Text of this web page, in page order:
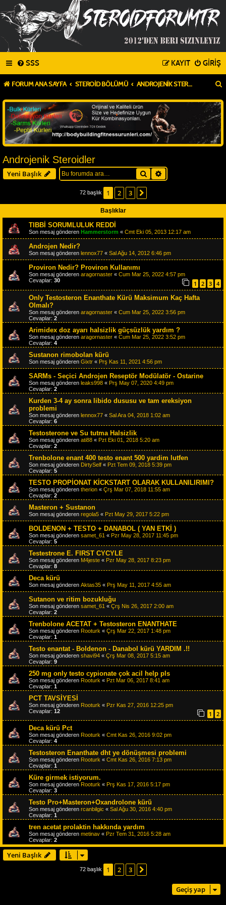
SSS GIRIŞ
KAYIT
FORUM ANA SAYFA STEROID BÖLÜMÜ ANDROJENIK STEROIDLER
Androjenik Steroidler
Yeni Başlık Ara
72 başlık 1 2 3
Başlıklar
TIBBİ SORUMLULUK REDDİ
Son mesaj gönderen Hammerstorm « Cmt Eki 05, 2013 12:17 am
Androjen Nedir?
Son mesaj gönderen lennox77 « Sal Ağu 14, 2012 6:46 pm
Proviron Nedir? Proviron Kullanımı
Son mesaj gönderen aragornaster « Cum Mar 25, 2022 4:57 pm
Cevaplar: 30 1 2 3 4
Only Testosteron Enanthate Kürü Maksimum Kaç Hafta
Olmalı?
Son mesaj gönderen aragornaster « Cum Mar 25, 2022 3:56 pm
Cevaplar: 2
Arimidex doz ayarı halsizlik güçsüzlük yardım ?
Son mesaj gönderen aragornaster « Cum Mar 25, 2022 3:52 pm
Cevaplar: 4
Sustanon rimobolan kürü
Son mesaj gönderen Gixtr « Prş Kas 11, 2021 4:56 pm
SARMs - Seçici Androjen Reseptör Modülatör - Ostarine
Son mesaj gönderen leaks998 « Prş May 07, 2020 4:49 pm
Cevaplar: 2
Kurden 3-4 ay sonra libido dususu ve tam ereksiyon
problemi
Son mesaj gönderen lennox77 « Sal Ara 04, 2018 1:02 am
Cevaplar: 6
Testosterone ve Su tutma Halsizlik
Son mesaj gönderen ati88 « Pzt Eki 01, 2018 5:20 am
Cevaplar: 2
Trenbolone enant 400 testo enant 500 yardim lutfen
Son mesaj gönderen DirtySelf « Pzt Tem 09, 2018 5:39 pm
Cevaplar: 5
TESTO PROPİONAT KİCKSTART OLARAK KULLANILIRIMI?
Son mesaj gönderen therion « Çrş Mar 07, 2018 11:55 am
Cevaplar: 2
Masteron + Sustanon
Son mesaj gönderen regola5 « Pzt May 29, 2017 5:22 pm
BOLDENON + TESTO + DANABOL ( YAN ETKİ )
Son mesaj gönderen samet_61 « Pzr May 28, 2017 11:45 pm
Cevaplar: 5
Testestrone E. FIRST CYCYLE
Son mesaj gönderen M4jeste « Pzr May 28, 2017 8:23 pm
Cevaplar: 8
Deca kürü
Son mesaj gönderen Aktas35 « Prş May 11, 2017 4:55 am
Sutanon ve ritim bozukluğu
Son mesaj gönderen samet_61 « Çrş Nis 26, 2017 2:00 am
Cevaplar: 2
Trenbolone ACETAT + Testosteron ENANTHATE
Son mesaj gönderen Rooturk « Çrş Mar 22, 2017 1:48 pm
Cevaplar: 1
Testo enantat - Boldenon - Danabol kürü YARDIM .!!
Son mesaj gönderen shavi94 « Çrş Mar 08, 2017 5:15 am
Cevaplar: 9
250 mg only testo cypionate çok acil help pls
Son mesaj gönderen Rooturk « Pzt Mar 06, 2017 8:41 am
Cevaplar: 1
PCT TAVSİYESİ
Son mesaj gönderen Rooturk « Pzr Kas 27, 2016 12:25 pm
Cevaplar: 12 1
2
Deca kürü Pct
Son mesaj gönderen Rooturk « Cmt Kas 26, 2016 9:02 pm
Cevaplar: 4
Testosteron Enanthate dht ye dönüşmesi problemi
Son mesaj gönderen Rooturk « Cmt Kas 26, 2016 7:13 pm
Cevaplar: 1
Küre girmek istiyorum.
Son mesaj gönderen Rooturk « Prş Kas 17, 2016 5:17 pm
Cevaplar: 3
Testo Pro+Masteron+Oxandrolone kürü
Son mesaj gönderen rcanbilgic « Sal Ağu 30, 2016 4:40 pm
Cevaplar: 1
tren acetat prolaktin hakkında yardım
Son mesaj gönderen metinav « Pzr Tem 31, 2016 5:28 am
Cevaplar: 2
Yeni Başlık
72 başlık 1 2 3
Geçiş yap